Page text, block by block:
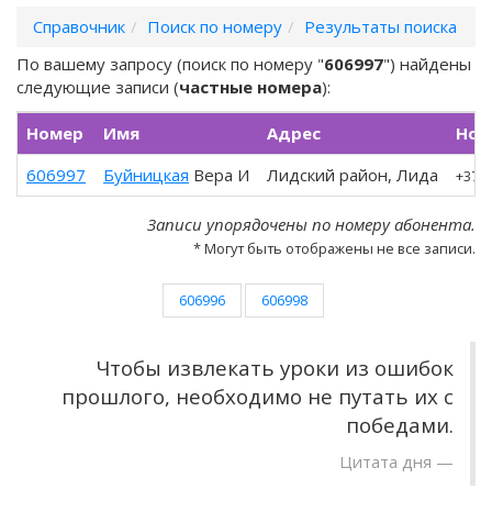
Справочник Поиск по номеру
Результаты поиска
По вашему запросу (поиск по номеру "606997") найдены
следующие записи (частные номера):
Номер Имя Адрес
606997
Буйницкая Вера И Лидский район, Лида
Записи упорядочены по номеру абонента.
* Могут быть отображены не все записи.
606996 606998
Чтобы извлекать уроки из ошибок
прошлого, необходимо не путать их с
победами.
Цитата дня